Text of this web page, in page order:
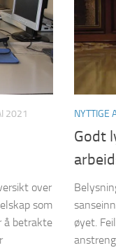
2021
over
som
å betrakte
NYTTIGE
Godt
øyet.